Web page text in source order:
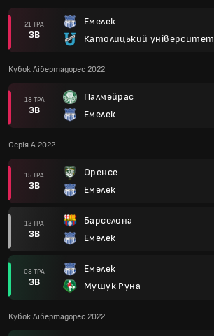
21 ТРА
ЗВ
Емелек
Католицький університет
Кубок Лібертадорес 2022
18 ТРА
ЗВ
Палмейрас
Емелек
Серія А 2022
15 ТРА
ЗВ
Оренсе
Емелек
12 ТРА
ЗВ
Барселона
Емелек
08 ТРА
ЗВ
Емелек
Мушук Руна
Кубок Лібертадорес 2022